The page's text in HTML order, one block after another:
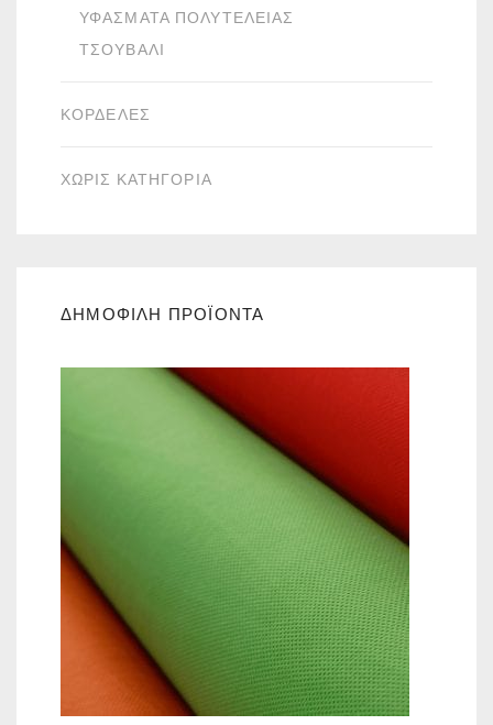
ΥΦΆΣΜΑΤΑ ΠΟΛΥΤΕΛΕΊΑΣ
ΤΣΟΥΒΆΛΙ
ΚΟΡΔΈΛΕΣ
ΧΩΡΙΣ ΚΑΤΗΓΟΡΙΑ
ΔΗΜΟΦΙΛΗ ΠΡΟΪΟΝΤΑ